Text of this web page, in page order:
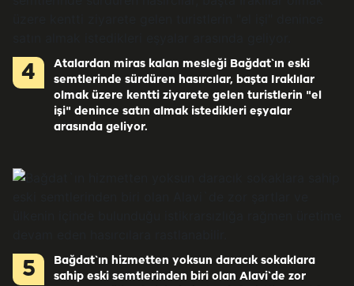
4
Atalardan miras kalan mesleği Bağdat`ın eski
semtlerinde sürdüren hasırcılar, başta Iraklılar
olmak üzere kentti ziyarete gelen turistlerin "el
işi" denince satın almak istedikleri eşyalar
arasında geliyor.
5
Bağdat`ın hizmetten yoksun daracık sokaklara
sahip eski semtlerinden biri olan Alavi`de zor